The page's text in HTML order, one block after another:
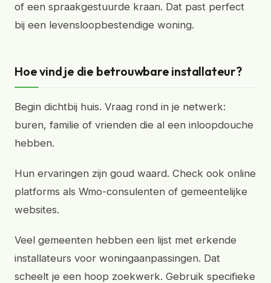
of een spraakgestuurde kraan. Dat past perfect
bij een levensloopbestendige woning.
Hoe vind je die betrouwbare installateur?
Begin dichtbij huis. Vraag rond in je netwerk:
buren, familie of vrienden die al een inloopdouche
hebben.
Hun ervaringen zijn goud waard. Check ook online
platforms als Wmo-consulenten of gemeentelijke
websites.
Veel gemeenten hebben een lijst met erkende
installateurs voor woningaanpassingen. Dat
scheelt je een hoop zoekwerk. Gebruik specifieke